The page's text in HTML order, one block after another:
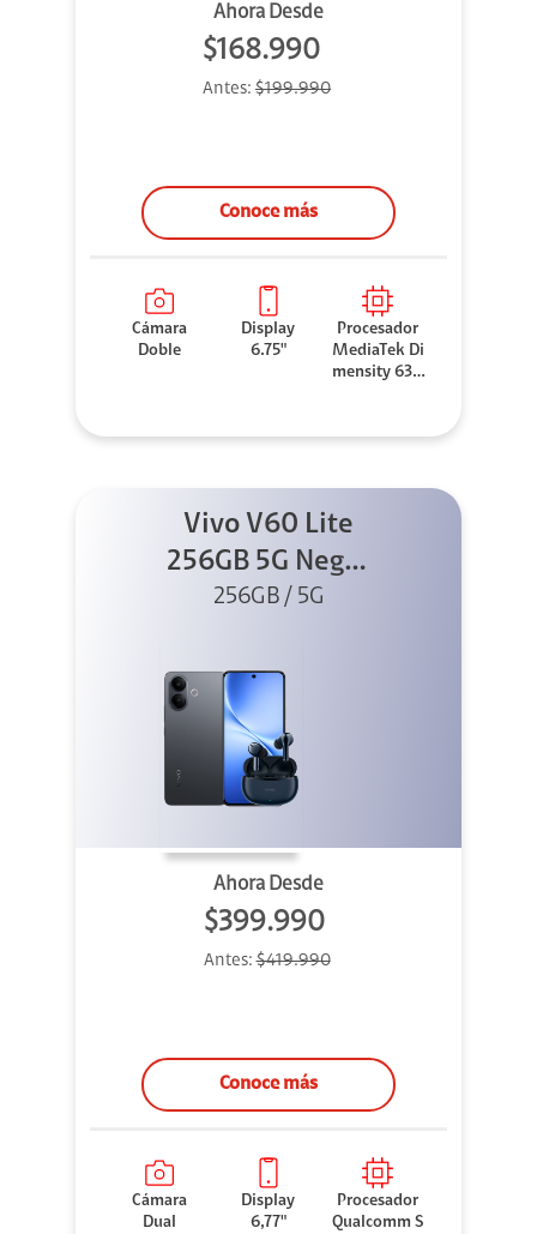
Ahora Desde
$168.990
Antes: $199.990
Conoce más
Cámara
Doble
Display
6.75"
Procesador
MediaTek Di
mensity 630
Vivo V60 Lite
256GB 5G Negro
+ Buds XE
256GB / 5G
Ahora Desde
$399.990
Antes:$419.990
Conoce más
Cámara
Dual
Display
6,77"
Procesador
Qualcomm S